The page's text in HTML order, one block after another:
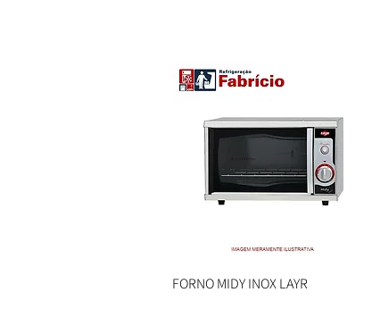
Visualização rápida
FORNO MIDY INOX LAYR